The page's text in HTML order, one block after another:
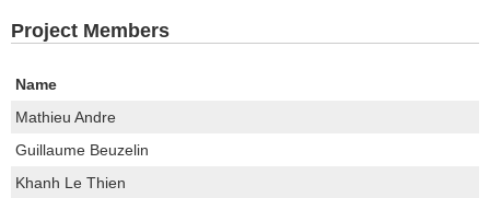
Project Members
Name
Mathieu Andre
Guillaume Beuzelin
Khanh Le Thien